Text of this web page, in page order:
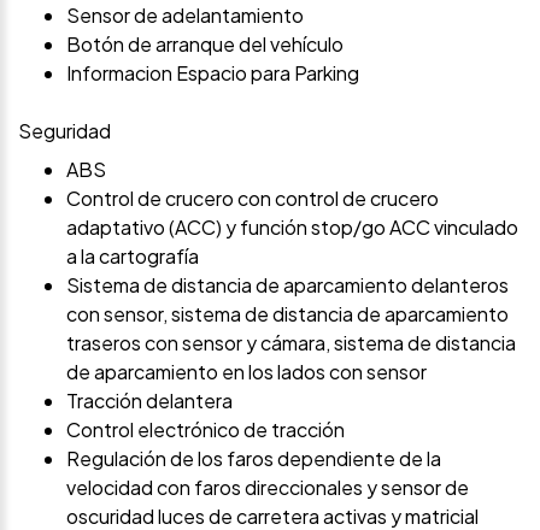
Sensor de adelantamiento
Botón de arranque del vehículo
Informacion Espacio para Parking
Seguridad
ABS
Control de crucero con control de crucero
adaptativo (ACC) y función stop/go ACC vinculado
a la cartografía
Sistema de distancia de aparcamiento delanteros
con sensor, sistema de distancia de aparcamiento
traseros con sensor y cámara, sistema de distancia
de aparcamiento en los lados con sensor
Tracción delantera
Control electrónico de tracción
Regulación de los faros dependiente de la
velocidad con faros direccionales y sensor de
oscuridad luces de carretera activas y matricial